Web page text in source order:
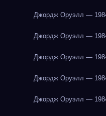
Джордж Оруэлл —
Джордж Оруэлл —
Джордж Оруэлл —
Джордж Оруэлл —
Джордж Оруэлл —